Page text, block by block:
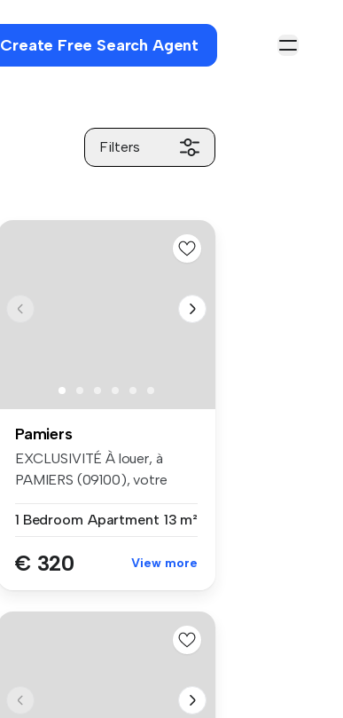
Create Free Search Agent
Filters
Pamiers
EXCLUSIVITÉ À louer, à
PAMIERS (09100), votre
1 Bedroom Apartment 13 m²
€ 320 View more